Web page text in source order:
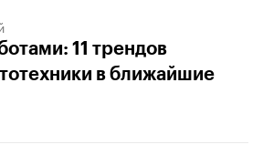
11 трендов
в ближайшие